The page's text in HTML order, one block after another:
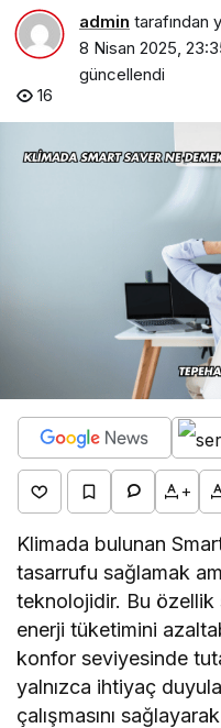
admin tarafından
8 Nisan 2025,
güncellendi
16
+
Klimada bulunan
tasarrufu sağlamak
teknolojidir. Bu özellik
enerji tüketimini
konfor seviyesinde
yalnızca ihtiyaç
çalışmasını